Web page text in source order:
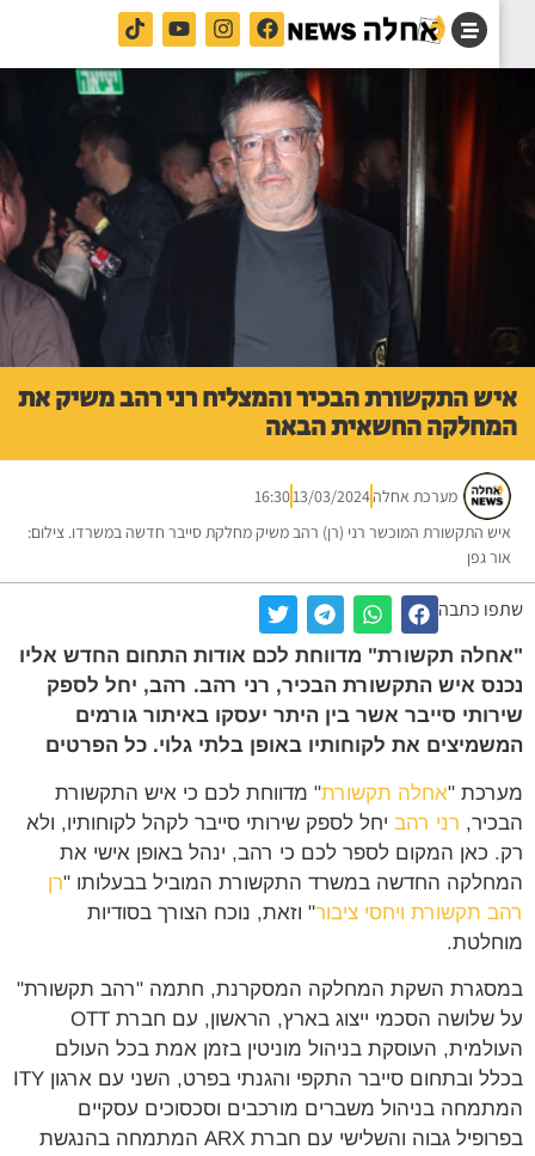
התקשורת הבכיר והמצליח רני רהב משיק את
החשאית הבאה
מערכת אחלה 13/03/2024
16:30
התקשורת המוכשר רני (רן) רהב משיק מחלקת סייבר חדשה במשרדו. צילום:
גפן
כתבה
תקשורת" מדווחת לכם אודות התחום החדש אליו
איש התקשורת הבכיר, רני רהב. רהב, יחל לספק
סייבר אשר בין היתר יעסקו באיתור גורמים
את לקוחותיו באופן בלתי גלוי. כל הפרטים
"אחלה תקשורת" מדווחת לכם כי איש התקשורת
רני רהב יחל לספק שירותי סייבר לקהל לקוחותיו, ולא
כאן המקום לספר לכם כי רהב, ינהל באופן אישי את
החדשה במשרד התקשורת המוביל בבעלותו "רן
תקשורת ויחסי ציבור" וזאת, נוכח הצורך בסודיות
השקת המחלקה המסקרנת, חתמה "רהב תקשורת"
על שלושה הסכמי ייצוג בארץ, הראשון, עם חברת OTT
העוסקת בניהול מוניטין בזמן אמת בכל העולם
בכלל ובתחום סייבר התקפי והגנתי בפרט, השני עם ארגון ITY
בניהול משברים מורכבים וסכסוכים עסקיים
בפרופיל גבוה והשלישי עם חברת ARX המתמחה בהנגשת